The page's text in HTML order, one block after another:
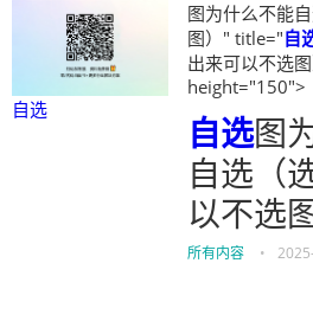
自选
图为什么不能
图）" title="自
出来可以不选
height="150">
自选图
自选（
以不选图
所有内容 •